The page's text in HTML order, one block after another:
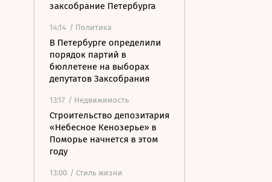
заксобрание Петербурга
14:14 / Политика
В Петербурге определили
порядок партий в
бюллетене на выборах
депутатов Заксобрания
13:17 / Недвижимость
Строительство депозитария
«Небесное Кенозерье» в
Поморье начнется в этом
году
13:00 / Стиль жизни